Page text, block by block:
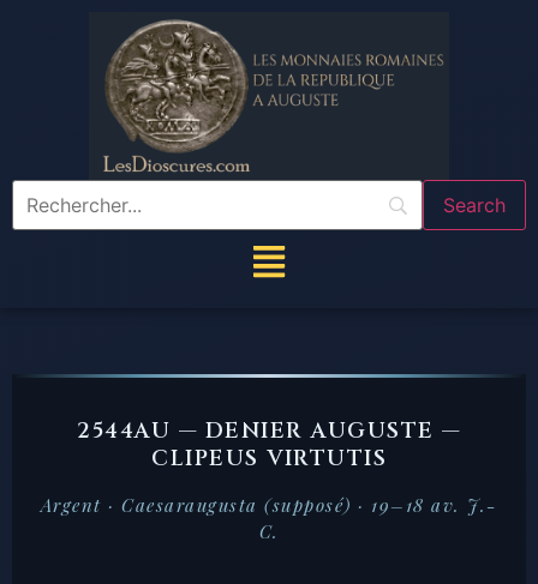
2544AU — DENIER AUGUSTE —
CLIPEUS VIRTUTIS
Argent · Caesaraugusta (supposé) · 19–18 av. J.-
C.